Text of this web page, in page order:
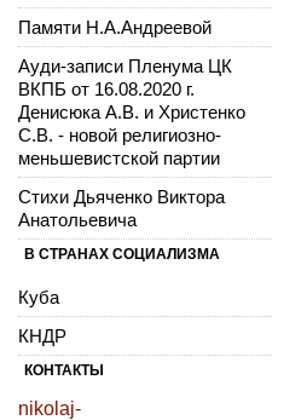
Памяти Н.А.Андреевой
Ауди-записи Пленума ЦК
ВКПБ от 16.08.2020 г.
Денисюка А.В. и Христенко
С.В. - новой религиозно-
меньшевистской партии
Стихи Дьяченко Виктора
Анатольевича
В СТРАНАХ СОЦИАЛИЗМА
Куба
КНДР
КОНТАКТЫ
nikolaj-